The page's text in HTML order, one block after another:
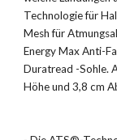
Technologie für
Mesh für
Energy Max Anti-
Duratread -Sohle.
Höhe und 3,8 cm